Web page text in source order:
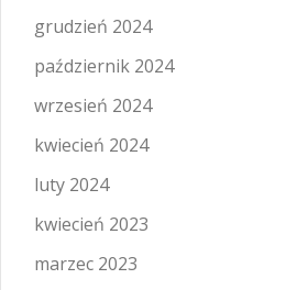
grudzień 2024
październik 2024
wrzesień 2024
kwiecień 2024
luty 2024
kwiecień 2023
marzec 2023